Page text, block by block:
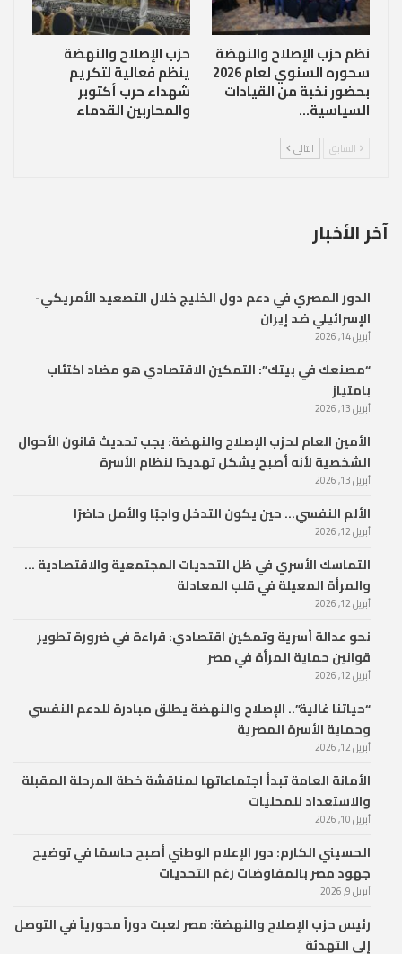
نظم حزب الإصلاح والنهضة
سحوره السنوي لعام 2026
بحضور نخبة من القيادات
السياسية…
حزب الإصلاح والنهضة
ينظم فعالية لتكريم
شهداء حرب أكتوبر
والمحاربين القدماء
السابق التالي
آخر الأخبار
الدور المصري في دعم دول الخليج خلال التصعيد الأمريكي-
الإسرائيلي ضد إيران
أبريل 14, 2026
“مصنعك في بيتك”: التمكين الاقتصادي هو مضاد اكتئاب
بامتياز
أبريل 13, 2026
الأمين العام لحزب الإصلاح والنهضة: يجب تحديث قانون الأحوال
الشخصية لأنه أصبح يشكل تهديدًا لنظام الأسرة
أبريل 13, 2026
الألم النفسي… حين يكون التدخل واجبًا والأمل حاضرًا
أبريل 12, 2026
التماسك الأسري في ظل التحديات المجتمعية والاقتصادية …
والمرأة المعيلة في قلب المعادلة
أبريل 12, 2026
نحو عدالة أسرية وتمكين اقتصادي: قراءة في ضرورة تطوير
قوانين حماية المرأة في مصر
أبريل 12, 2026
“حياتنا غالية”.. الإصلاح والنهضة يطلق مبادرة للدعم النفسي
وحماية الأسرة المصرية
أبريل 12, 2026
الأمانة العامة تبدأ اجتماعاتها لمناقشة خطة المرحلة المقبلة
والاستعداد للمحليات
أبريل 10, 2026
الحسيني الكارم: دور الإعلام الوطني أصبح حاسمًا في توضيح
جهود مصر بالمفاوضات رغم التحديات
أبريل 9, 2026
رئيس حزب الإصلاح والنهضة: مصر لعبت دوراً محورياً في التوصل
إلى التهدئة